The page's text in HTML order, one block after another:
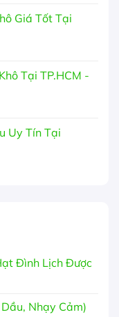
Giá Tốt Tại
Tại TP.HCM -
Uy Tín Tại
Đình Lịch Được
Nhạy Cảm)